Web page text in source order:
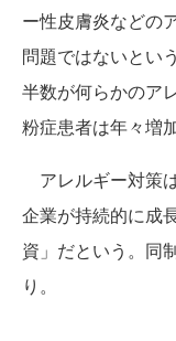
ー性皮膚炎などの
問題ではないとい
半数が何らかのア
粉症患者は年々増
アレルギー対策
企業が持続的に成
資」だという。同
り。